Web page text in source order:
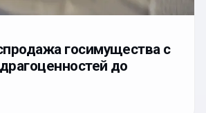
госимущества с
до